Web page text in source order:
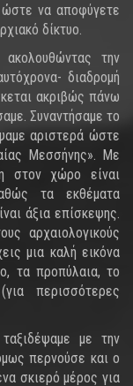
να αποφύγετε
δίκτυο.
την
διαδρομή
ακριβώς πάνω
Συναντήσαμε το
αριστερά ώστε
Μεσσήνης». Με
στον χώρο είναι
τα εκθέματα
άξια επίσκεψης.
αρχαιολογικούς
μια καλή εικόνα
τα προπύλαια, το
περισσότερες
με την
περνούσε και ο
σκιερό μέρος για